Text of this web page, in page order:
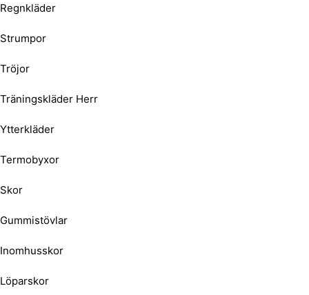
Regnkläder
Strumpor
Tröjor
Träningskläder Herr
Ytterkläder
Termobyxor
Skor
Gummistövlar
Inomhusskor
Löparskor